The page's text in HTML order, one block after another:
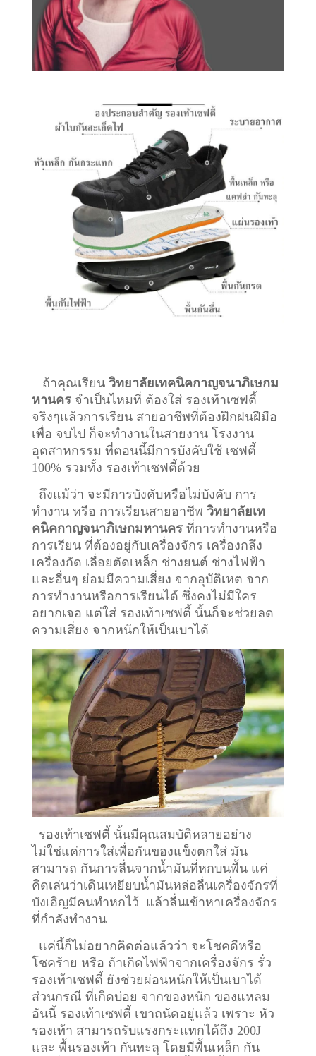
ถ้าคุณเรียน วิทยาลัยเทคนิคกาญจนาภิเษกม
หานครจำเป็นไหมที่ ต้องใส่ รองเท้าเซฟตี้
จริงๆแล้วการเรียน สายอาชีพที่ต้องฝึกฝนฝีมือ
เพื่อ จบไป ก็จะทำงานในสายงาน โรงงาน
อุตสาหกรรม ที่ตอนนี้มีการบังคับใช้ เซฟตี้
100% รวมทั้ง รองเท้าเซฟตี้ด้วย
ถึงแม้ว่า จะมีการบังคับหรือไม่บังคับ การ
ทำงาน หรือ การเรียนสายอาชีพ วิทยาลัยเท
คนิคกาญจนาภิเษกมหานครที่การทำงานหรือ
การเรียน ที่ต้องอยู่กับเครื่องจักร เครื่องกลึง
เครื่องกัด เลื่อยตัดเหล็ก ช่างยนต์ ช่างไฟฟ้า
และอื่นๆ ย่อมมีความเสี่ยง จากอุบัติเหต จาก
การทำงานหรือการเรียนได้ ซึ่งคงไม่มีใคร
อยากเจอ แต่ใส่ รองเท้าเซฟตี้ นั้นก็จะช่วยลด
ความเสี่ยง จากหนักให้เป็นเบาได้
รองเท้าเซฟตี้ นั้นมีคุณสมบัติหลายอย่าง
ไม่ใช่แค่การใส่เพื่อกันของแข็งตกใส่ มัน
สามารถ กันการลื่นจากน้ำมันที่หกบนพื้น แค่
คิดเล่นว่าเดินเหยียบน้ำมันหล่อลื่นเครื่องจักรที่
บังเอิญมีคนทำหกไว้ แล้วลื่นเข้าหาเครื่องจักร
ที่กำลังทำงาน
แค่นี้ก็ไม่อยากคิดต่อแล้วว่า จะโชคดีหรือ
โชคร้าย หรือ ถ้าเกิดไฟฟ้าจากเครื่องจักร รั่ว
รองเท้าเซฟตี้ ยังช่วยผ่อนหนักให้เป็นเบาได้
ส่วนกรณี ที่เกิดบ่อย จากของหนัก ของแหลม
อันนี้ รองเท้าเซฟตี้ เขาถนัดอยู่แล้ว เพราะ หัว
รองเท้า สามารถรับแรงกระแทกได้ถึง 200J
และ พื้นรองเท้า กันทะลุ โดยมีพื้นเหล็ก กัน